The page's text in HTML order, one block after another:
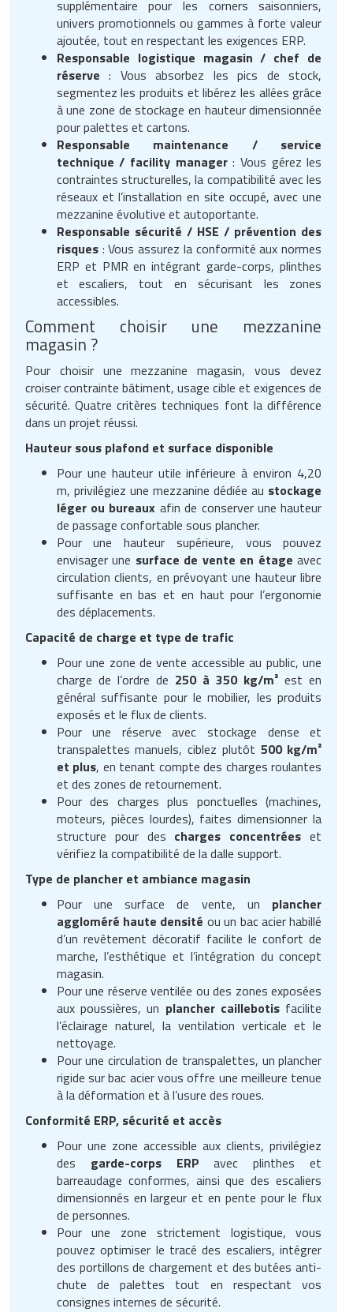
supplémentaire pour les corners saisonniers,
univers promotionnels ou gammes à forte valeur
ajoutée, tout en respectant les exigences ERP.
Responsable logistique magasin / chef de
réserve : Vous absorbez les pics de stock,
segmentez les produits et libérez les allées grâce
à une zone de stockage en hauteur dimensionnée
pour palettes et cartons.
Responsable maintenance / service
technique / facility manager: Vous gérez les
contraintes structurelles, la compatibilité avec les
réseaux et l’installation en site occupé, avec une
mezzanine évolutive et autoportante.
Responsable sécurité / HSE / prévention des
risques: Vous assurez la conformité aux normes
ERP et PMR en intégrant garde-corps, plinthes
et escaliers, tout en sécurisant les zones
accessibles.
Comment choisir une mezzanine
magasin ?
Pour choisir une mezzanine magasin, vous devez
croiser contrainte bâtiment, usage cible et exigences de
sécurité. Quatre critères techniques font la différence
dans un projet réussi.
Hauteur sous plafond et surface disponible
Pour une hauteur utile inférieure à environ 4,20
m, privilégiez une mezzanine dédiée au stockage
léger ou bureaux afin de conserver une hauteur
de passage confortable sous plancher.
Pour une hauteur supérieure, vous pouvez
envisager une surface de vente en étage avec
circulation clients, en prévoyant une hauteur libre
suffisante en bas et en haut pour l’ergonomie
des déplacements.
Capacité de charge et type de trafic
Pour une zone de vente accessible au public, une
charge de l’ordre de 250 à 350 kg/m² est en
général suffisante pour le mobilier, les produits
exposés et le flux de clients.
Pour une réserve avec stockage dense et
transpalettes manuels, ciblez plutôt 500 kg/m²
et plus, en tenant compte des charges roulantes
et des zones de retournement.
Pour des charges plus ponctuelles (machines,
moteurs, pièces lourdes), faites dimensionner la
structure pour des charges concentrées et
vérifiez la compatibilité de la dalle support.
Type de plancher et ambiance magasin
Pour une surface de vente, un plancher
aggloméré haute densité ou un bac acier habillé
d’un revêtement décoratif facilite le confort de
marche, l’esthétique et l’intégration du concept
magasin.
Pour une réserve ventilée ou des zones exposées
aux poussières, un plancher caillebotisfacilite
l’éclairage naturel, la ventilation verticale et le
nettoyage.
Pour une circulation de transpalettes, un plancher
rigide sur bac acier vous offre une meilleure tenue
à la déformation et à l’usure des roues.
Conformité ERP, sécurité et accès
Pour une zone accessible aux clients, privilégiez
des garde-corps ERP avec plinthes et
barreaudage conformes, ainsi que des escaliers
dimensionnés en largeur et en pente pour le flux
de personnes.
Pour une zone strictement logistique, vous
pouvez optimiser le tracé des escaliers, intégrer
des portillons de chargement et des butées anti-
chute de palettes tout en respectant vos
consignes internes de sécurité.